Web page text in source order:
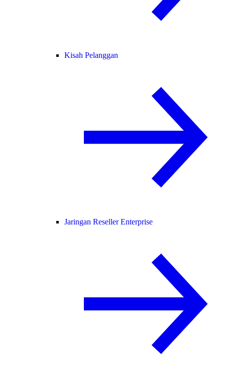
Kisah Pelanggan
Jaringan Reseller Enterprise